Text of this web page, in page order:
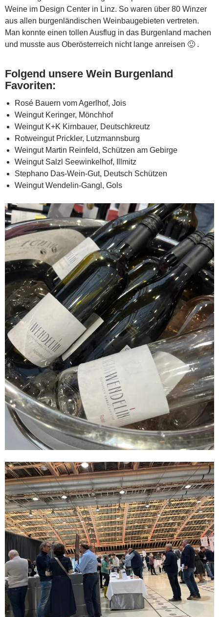
Weine im Design Center in Linz. So waren über 80 Winzer
aus allen burgenländischen Weinbaugebieten vertreten.
Man konnte einen tollen Ausflug in das Burgenland machen
und musste aus Oberösterreich nicht lange anreisen 🙂 .
Folgend unsere Wein Burgenland
Favoriten:
Rosé Bauern vom Agerlhof, Jois
Weingut Keringer, Mönchhof
Weingut K+K Kirnbauer, Deutschkreutz
Rotweingut Prickler, Lutzmannsburg
Weingut Martin Reinfeld, Schützen am Gebirge
Weingut Salzl Seewinkelhof, Illmitz
Stephano Das-Wein-Gut, Deutsch Schützen
Weingut Wendelin-Gangl, Gols